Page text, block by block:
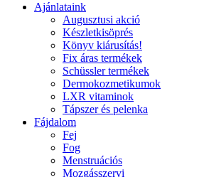
Ajánlataink
Augusztusi akció
Készletkisöprés
Könyv kiárusítás!
Fix áras termékek
Schüssler termékek
Dermokozmetikumok
LXR vitaminok
Tápszer és pelenka
Fájdalom
Fej
Fog
Menstruációs
Mozgásszervi